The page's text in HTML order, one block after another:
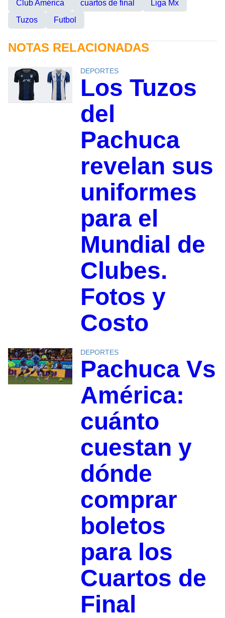
Club América cuartos de final
Liga Mx
Tuzos
Futbol
NOTAS RELACIONADAS
DEPORTES
Los Tuzos
del
Pachuca
revelan sus
uniformes
para el
Mundial de
Clubes.
Fotos y
Costo
DEPORTES
Pachuca Vs
América:
cuánto
cuestan y
dónde
comprar
boletos
para los
Cuartos de
Final